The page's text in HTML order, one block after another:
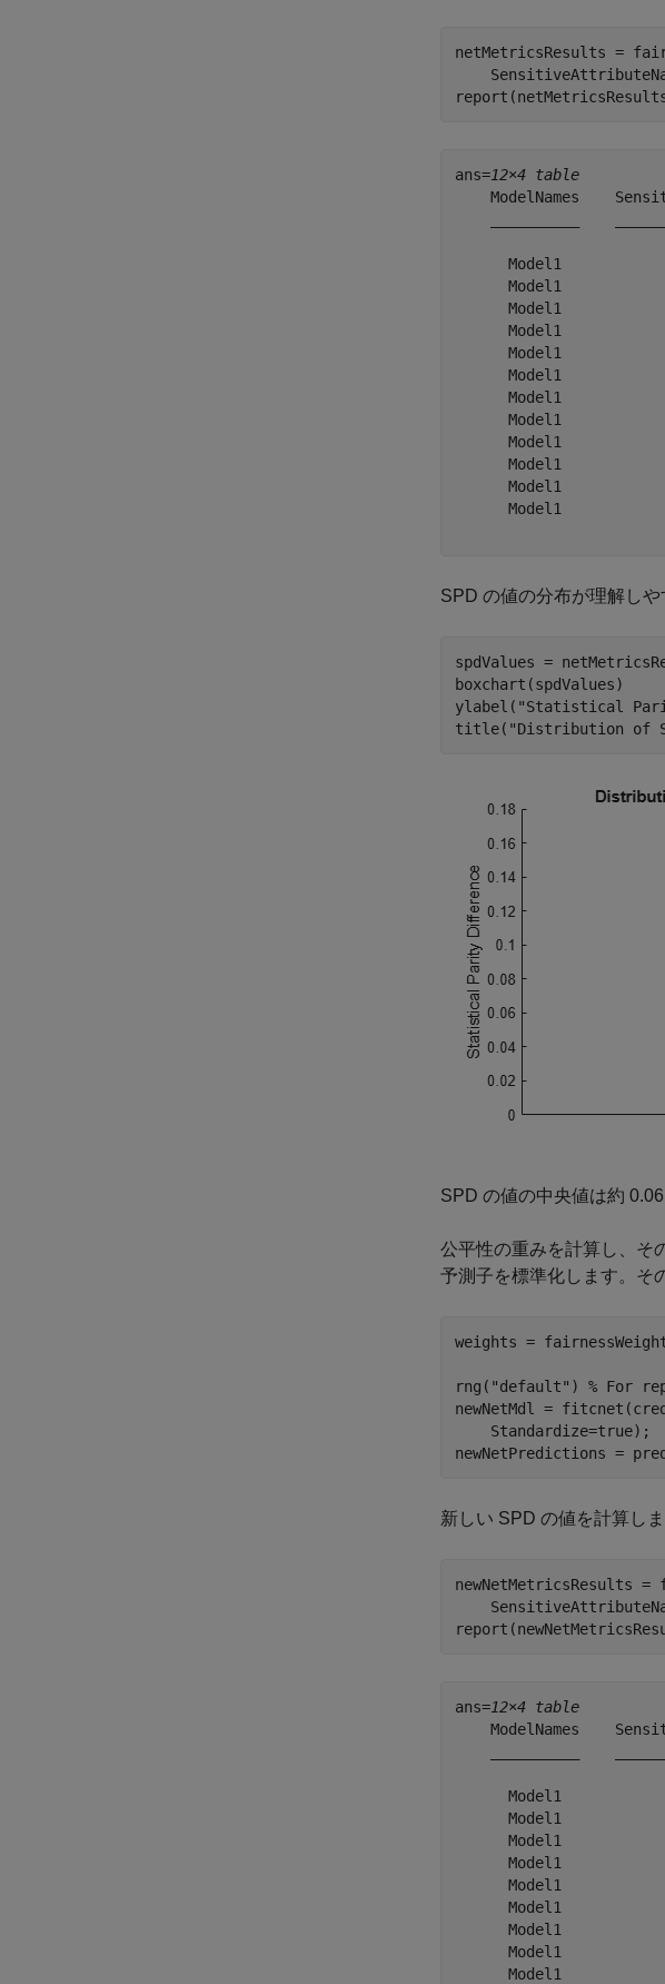
netMetricsResults =
ans=12×4 table
ModelNames
Model1
Model1
Model1
Model1
Model1
Model1
Model1
Model1
Model1
Model1
Model1
Model1
SPD の値の分布が理解し
spdValues =
boxchart(spdValues)
ylabel( "Statistical
title( "Distribution of
SPD の値の中央値は約
公平性の重みを計算し、そ
予測子を標準化します。そ
weights =
rng( "default" ) % For
newNetMdl =
    Standardize=true);
newNetPredictions =
新しい SPD の値を計算しま
newNetMetricsResults
ans=12×4 table
ModelNames
Model1
Model1
Model1
Model1
Model1
Model1
Model1
Model1
Model1